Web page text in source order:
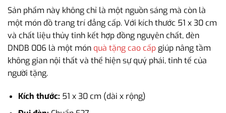
Sản phẩm này không chỉ là một nguồn sáng mà còn là
một món đồ trang trí đẳng cấp. Với kích thước 51 x 30 cm
và chất liệu thủy tinh kết hợp đồng nguyên chất, đèn
DNDB 006 là một món quà tặng cao cấp giúp nâng tầm
không gian nội thất và thể hiện sự quý phái, tinh tế của
người tặng.
Kích thước: 51 x 30 cm (dài x rộng)